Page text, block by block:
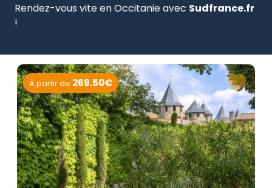
Rendez-vous vite en Occitanie avec Sudfrance.fr
!
À partir de 269.50€